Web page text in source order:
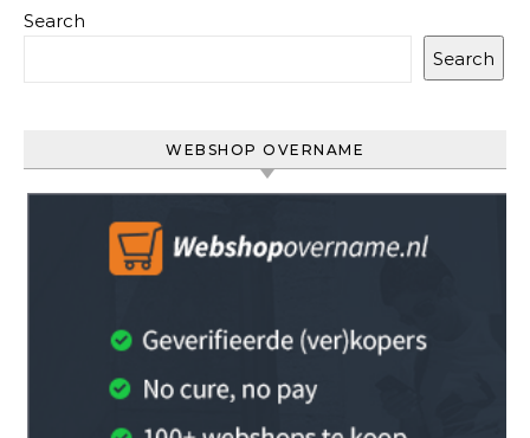
Search
Search
WEBSHOP OVERNAME